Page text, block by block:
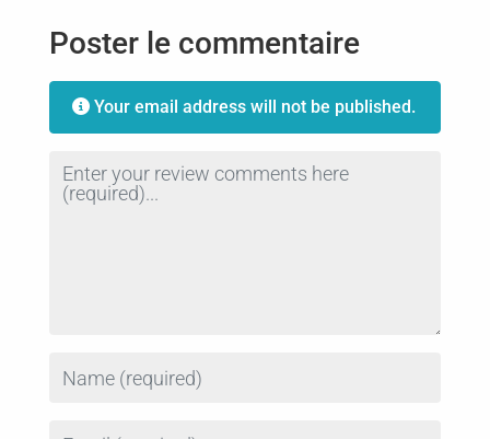
Poster le commentaire
Your email address will not be published.
Review text